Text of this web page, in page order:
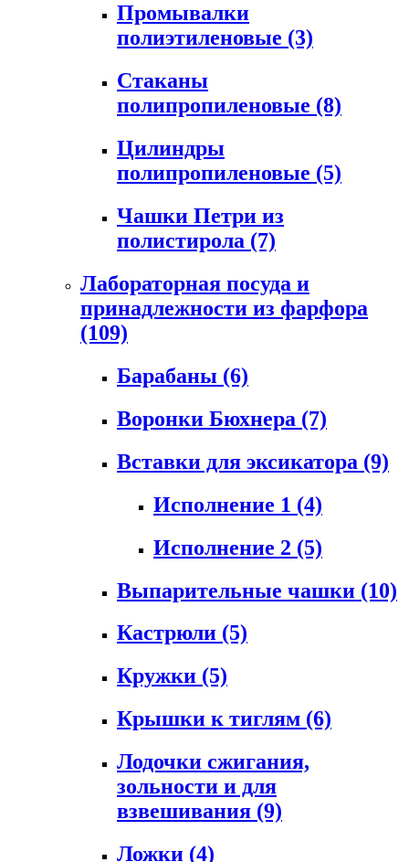
Промывалки
полиэтиленовые (3)
Стаканы
полипропиленовые (8)
Цилиндры
полипропиленовые (5)
Чашки Петри из
полистирола (7)
Лабораторная посуда и
принадлежности из фарфора
(109)
Барабаны (6)
Воронки Бюхнера (7)
Вставки для эксикатора (9)
Исполнение 1 (4)
Исполнение 2 (5)
Выпарительные чашки (10)
Кастрюли (5)
Кружки (5)
Крышки к тиглям (6)
Лодочки сжигания,
зольности и для
взвешивания (9)
Ложки (4)